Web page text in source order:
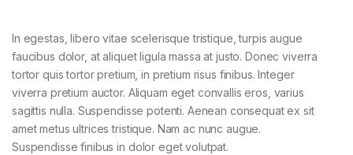
In egestas, libero vitae scelerisque tristique, turpis augue
faucibus dolor, at aliquet ligula massa at justo. Donec viverra
tortor quis tortor pretium, in pretium risus finibus. Integer
viverra pretium auctor. Aliquam eget convallis eros, varius
sagittis nulla. Suspendisse potenti. Aenean consequat ex sit
amet metus ultrices tristique. Nam ac nunc augue.
Suspendisse finibus in dolor eget volutpat.